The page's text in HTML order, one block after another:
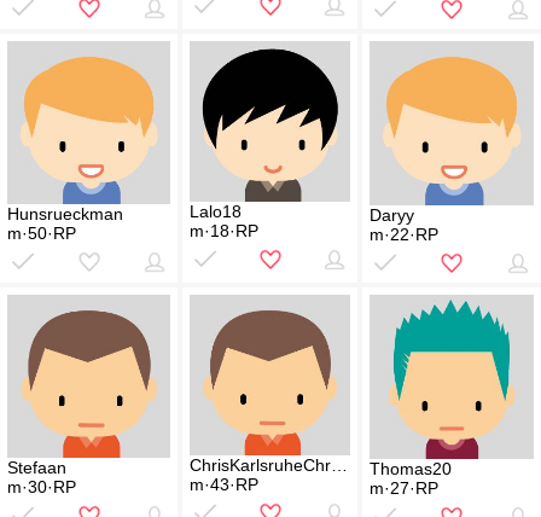
Hunsrueckman
m·50·RP
Lalo18
m·18·RP
Daryy
m·22·RP
Stefaan
m·30·RP
ChrisKarlsruheChrisKa
m·43·RP
Thomas20
m·27·RP